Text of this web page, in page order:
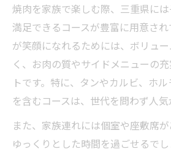
焼肉を家族で楽しむ際、三重県に
満足できるコースが豊富に用意さ
が笑顔になれるためには、ボリュ
く、お肉の質やサイドメニューの
トです。特に、タンやカルビ、ホ
を含むコースは、世代を問わず人気
また、家族連れには個室や座敷席が
ゆっくりとした時間を過ごせるで